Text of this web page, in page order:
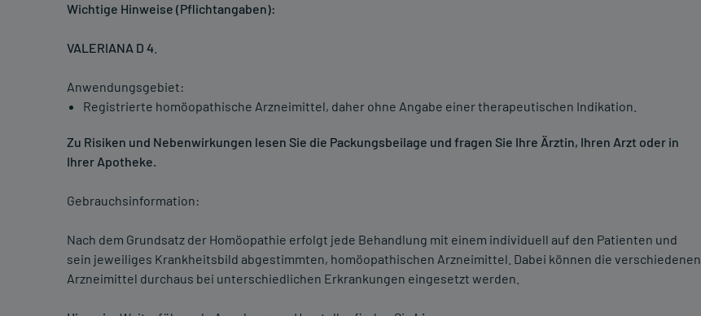
Wichtige Hinweise (Pflichtangaben):
VALERIANA D 4
Anwendungsgebiet:
Registrierte homöopathische Arzneimittel, daher ohne Angabe einer therapeutischen Indikation.
Zu Risiken und Nebenwirkungen lesen Sie die Packungsbeilage und fragen Sie Ihre Ärztin, Ihren Arzt oder in
Ihrer Apotheke.
Gebrauchsinformation:
Nach dem Grundsatz der Homöopathie erfolgt jede Behandlung mit einem individuell auf den Patienten und
sein jeweiliges Krankheitsbild abgestimmten, homöopathischen Arzneimittel. Dabei können die verschiedenen
Arzneimittel durchaus bei unterschiedlichen Erkrankungen eingesetzt werden.